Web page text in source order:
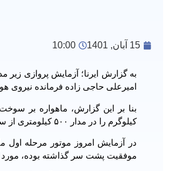
15 آبان, 1401 10:00
امیرعلی حاجی زاده فرمانده نیروی
کیلوگرم را در مدار ۵۰۰ کیلومتری از سطح زمین قرار دهد.
موفقیت پشت سر گذاشته بوده، مورد